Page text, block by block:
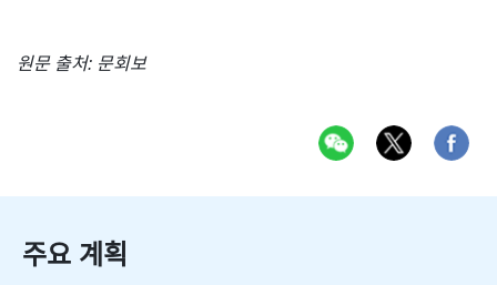
원문 출처: 문회보
주요 계획